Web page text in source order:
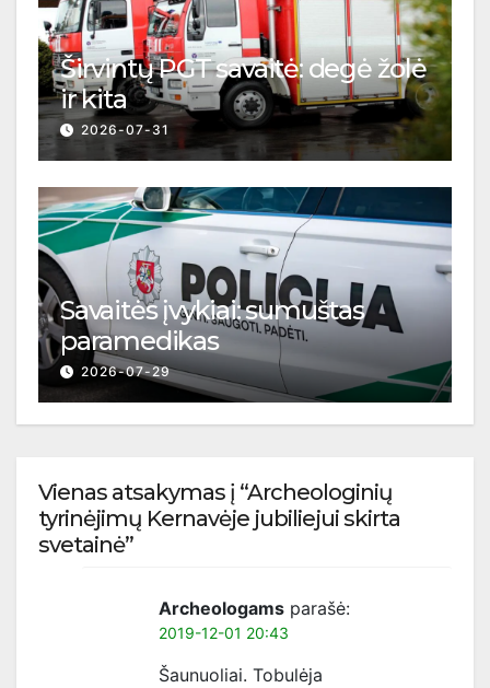
Širvintų PGT savaitė: degė žolė
ir kita
2026-07-31
Savaitės įvykiai: sumuštas
paramedikas
2026-07-29
Vienas atsakymas į “Archeologinių
tyrinėjimų Kernavėje jubiliejui skirta
svetainė”
Archeologams parašė:
2019-12-01 20:43
Šaunuoliai. Tobulėja